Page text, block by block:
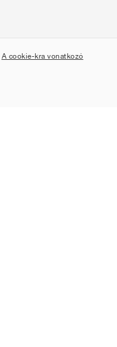
A cookie-kra vonatkozó